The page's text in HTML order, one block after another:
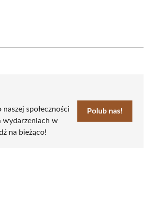
społeczności
wydarzeniach w
na bieżąco!
Polub nas!